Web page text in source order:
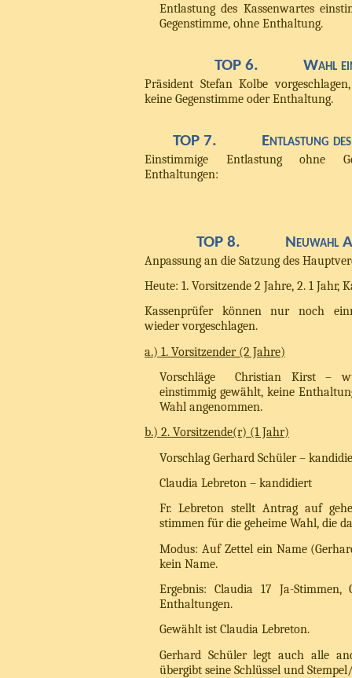
Entlastung des Kassenwartes
Gegenstimme, ohne Enthaltung.
TOP 6. Wahl
Präsident Stefan Kolbe
keine Gegenstimme oder Enthaltung.
TOP 7. Entlastung
Einstimmige Entlastung ohne
Enthaltungen:
TOP 8. Neuwahl
Anpassung an die Satzung des
Heute: 1. Vorsitzende 2 Jahre, 2. 1
Kassenprüfer können nur noch
wieder vorgeschlagen.
a.) 1. Vorsitzender (2 Jahre)
Vorschläge
Christian Kirst –
einstimmig gewählt, keine
Wahl angenommen.
b.) 2. Vorsitzende(r) (1 Jahr)
Vorschlag Gerhard Schüler –
Claudia Lebreton – kandidiert
Fr. Lebreton stellt Antrag auf
stimmen für die geheime Wahl, die
Modus: Auf Zettel ein Name
kein Name.
Ergebnis: Claudia 17 Ja-Stimmen,
Enthaltungen.
Gewählt ist Claudia Lebreton.
Gerhard Schüler legt auch alle
übergibt seine Schlüssel und